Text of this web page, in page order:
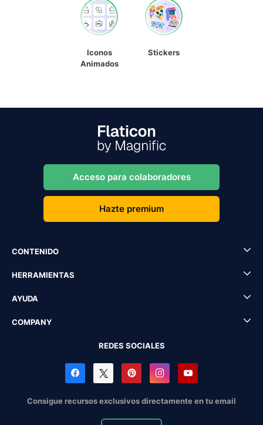
Iconos
Animados
Stickers
Acceso para colaboradores
Hazte premium
CONTENIDO
HERRAMIENTAS
AYUDA
COMPANY
REDES SOCIALES
Consigue recursos exclusivos directamente en tu email